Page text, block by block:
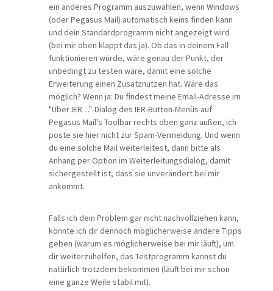
ein anderes Programm auszuwählen, wenn Windows
(oder Pegasus Mail) automatisch keins finden kann
und dein Standardprogramm nicht angezeigt wird
(bei mir oben klappt das ja). Ob das in deinem Fall
funktionieren würde, wäre genau der Punkt, der
unbedingt zu testen wäre, damit eine solche
Erweiterung einen Zusatznutzen hat. Wäre das
möglich? Wenn ja: Du findest meine Email-Adresse im
"Über IER ..."-Dialog des IER-Button-Menüs auf
Pegasus Mail's Toolbar rechts oben ganz außen, ich
poste sie hier nicht zur Spam-Vermeidung. Und wenn
du eine solche Mail weiterleitest, dann bitte als
Anhang per Option im Weiterleitungsdialog, damit
sichergestellt ist, dass sie unverändert bei mir
ankommt.
Falls ich dein Problem gar nicht nachvollziehen kann,
könnte ich dir dennoch möglicherweise andere Tipps
geben (warum es möglicherweise bei mir läuft), um
dir weiterzuhelfen, das Testprogramm kannst du
natürlich trotzdem bekommen (läuft bei mir schon
eine ganze Weile stabil mit).